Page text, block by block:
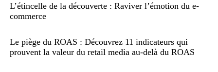
L’étincelle de la découverte : Raviver l’émotion du e-
commerce
Le piège du ROAS : Découvrez 11 indicateurs qui
prouvent la valeur du retail media au-delà du ROAS